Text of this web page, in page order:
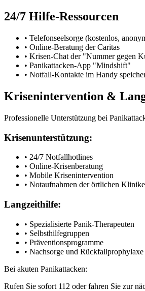
24/7 Hilfe-Ressourcen
• Telefonseelsorge (kostenlos,
• Online-Beratung der Caritas
• Krisen-Chat der "Nummer gegen
• Panikattacken-App "Mindshift"
• Notfall-Kontakte im Handy
Krisenintervention &
Professionelle Unterstützung bei
Krisenunterstützung:
• 24/7 Notfallhotlines
• Online-Krisenberatung
• Mobile Krisenintervention
• Notaufnahmen der örtlichen
Langzeithilfe:
• Spezialisierte Panik-Therapeuten
• Selbsthilfegruppen
• Präventionsprogramme
• Nachsorge und Rückfallprophylaxe
Bei akuten Panikattacken:
Rufen Sie sofort 112 oder fahren Sie zur